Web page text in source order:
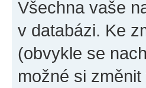
Všechna vaše
v databázi. Ke
(obvykle se
možné si